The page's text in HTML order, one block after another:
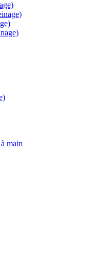
main